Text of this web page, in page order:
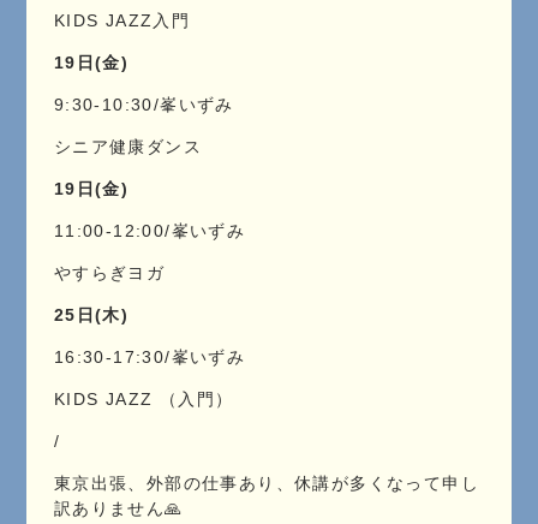
KIDS JAZZ入門
19日(金)
9:30-10:30/峯いずみ
シニア健康ダンス
19日(金)
11:00-12:00/峯いずみ
やすらぎヨガ
25日(木)
16:30-17:30/峯いずみ
KIDS JAZZ （入門）
/
東京出張、外部の仕事あり、休講が多くなって申し
訳ありません🙏